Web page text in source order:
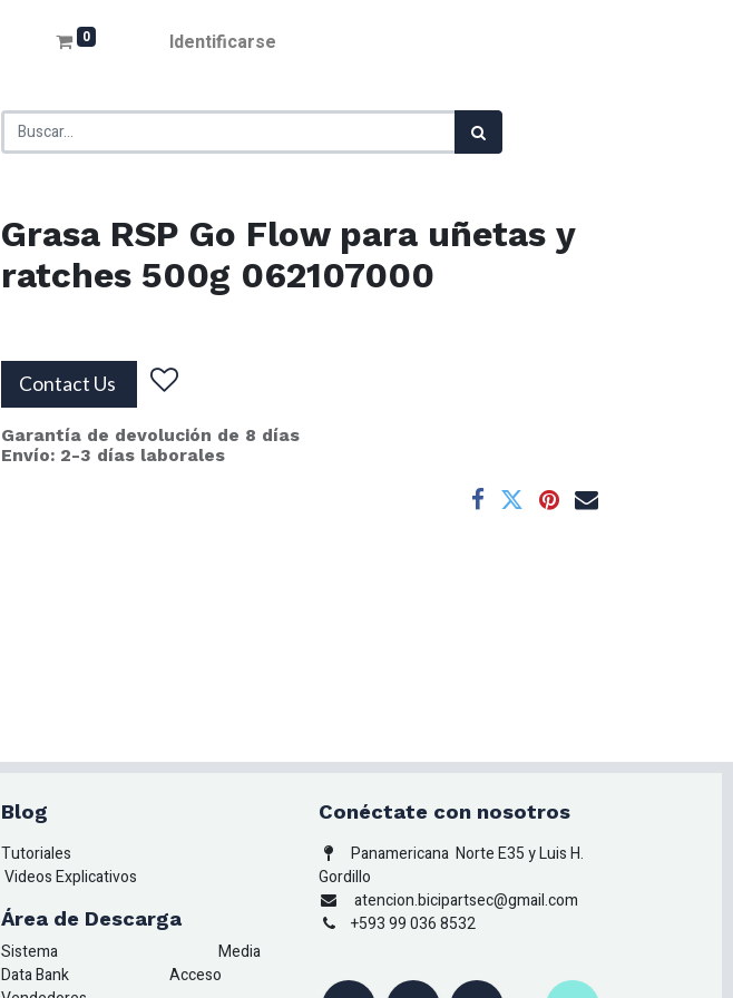
0 Identificarse
Grasa RSP Go Flow para uñetas y
ratches 500g 062107000
Contact Us
Garantía de devolución de 8 días
Envío: 2-3 días laborales
Blog
Tutoriales
Videos Explicativos
Área de Descarga
Sistema
Media
Data Bank
Acceso
Conéctate con nosotros
Panamericana Norte E35 y Luis H.
Gordillo
atencion.bicipartsec@gmail.com
+593 99 036 8532